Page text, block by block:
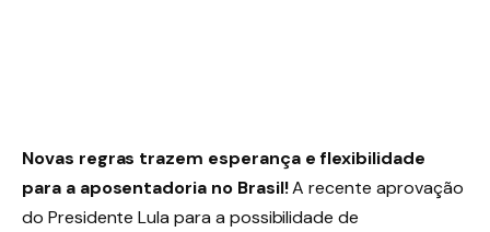
Novas regras trazem esperança e flexibilidade
para a aposentadoria no Brasil!A recente aprovação
do Presidente Lula para a possibilidade de